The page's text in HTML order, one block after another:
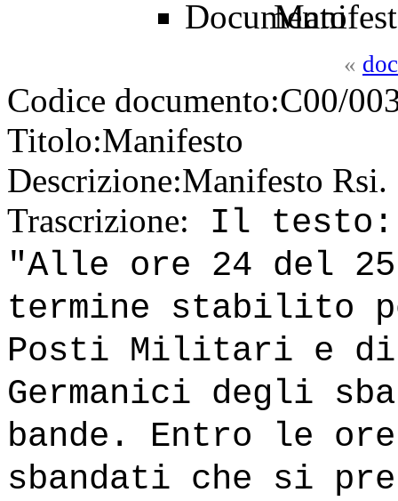
«
Codice documento:C00/
Titolo:Manifesto
Descrizione:Manifesto Rsi.
Trascrizione: Il testo:
"Alle ore 24 del
termine stabilito
Posti Militari e
Germanici degli
bande. Entro le
sbandati che si